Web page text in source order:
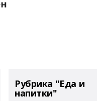
Рубрика "Еда и
напитки"